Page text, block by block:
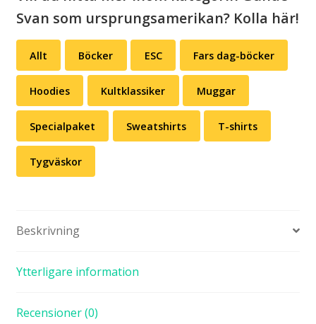
Svan som ursprungsamerikan? Kolla här!
Allt Böcker ESC Fars dag-böcker
Hoodies Kultklassiker Muggar
Specialpaket Sweatshirts T-shirts
Tygväskor
Beskrivning
Ytterligare information
Recensioner (0)